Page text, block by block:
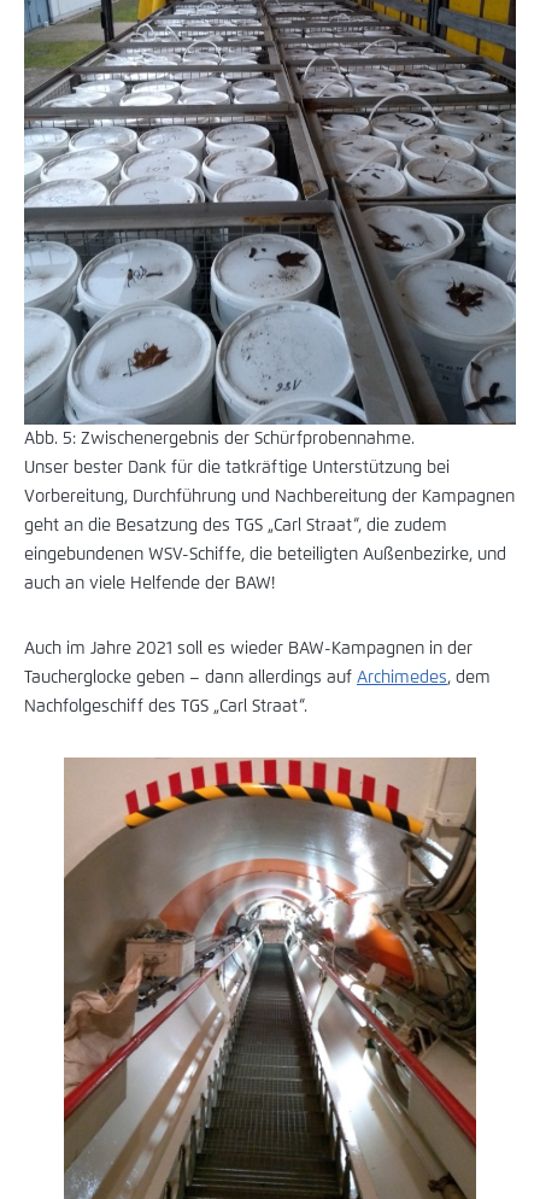
Abb. 5: Zwischenergebnis der Schürfprobennahme.
Unser bester Dank für die tatkräftige Unterstützung bei
Vorbereitung, Durchführung und Nachbereitung der Kampagnen
geht an die Besatzung des TGS „Carl Straat“, die zudem
eingebundenen WSV-Schiffe, die beteiligten Außenbezirke, und
auch an viele Helfende der BAW!
Auch im Jahre 2021 soll es wieder BAW-Kampagnen in der
Taucherglocke geben – dann allerdings auf Archimedes, dem
Nachfolgeschiff des TGS „Carl Straat“.